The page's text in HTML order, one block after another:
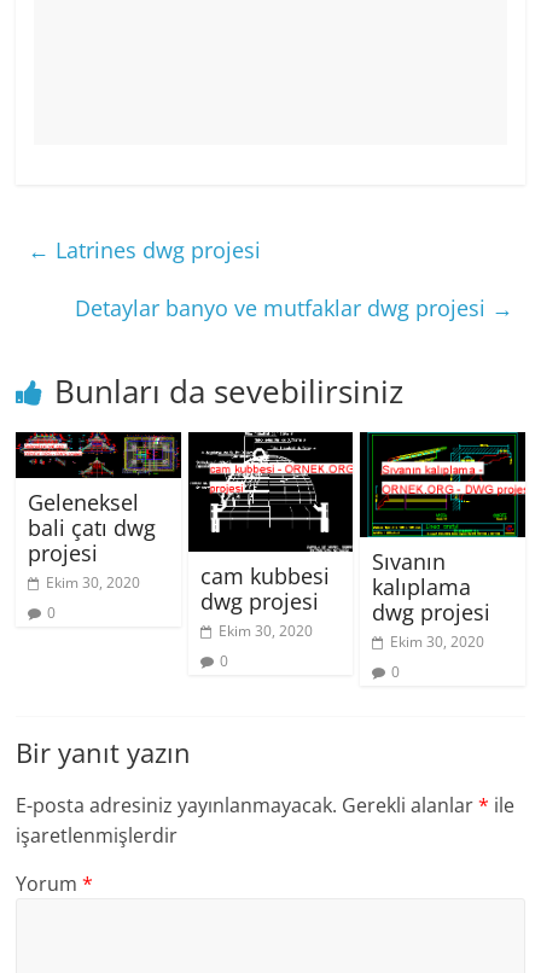
← Latrines dwg projesi
Detaylar banyo ve mutfaklar dwg projesi →
Bunları da sevebilirsiniz
Geleneksel
bali çatı dwg
projesi
Ekim 30, 2020
0
cam kubbesi
dwg projesi
Ekim 30, 2020
0
Sıvanın
kalıplama
dwg projesi
Ekim 30, 2020
0
Bir yanıt yazın
E-posta adresiniz yayınlanmayacak. Gerekli alanlar* ile
işaretlenmişlerdir
Yorum*